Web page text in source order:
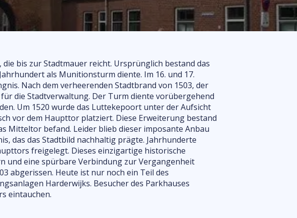
Trinken
& Familie
Routen
Grundriss
bis zur Stadtmauer reicht. Ursprünglich bestand das
als Munitionsturm diente. Im 16. und 17.
Nach dem verheerenden Stadtbrand von 1503, der
die Stadtverwaltung. Der Turm diente vorübergehend
Um 1520 wurde das Luttekepoort unter der Aufsicht
vor dem Haupttor platziert. Diese Erweiterung bestand
Mitteltor befand. Leider blieb dieser imposante Anbau
das das Stadtbild nachhaltig prägte. Jahrhunderte
freigelegt. Dieses einzigartige historische
und eine spürbare Verbindung zur Vergangenheit
abgerissen. Heute ist nur noch ein Teil des
Harderwijks. Besucher des Parkhauses
eintauchen.